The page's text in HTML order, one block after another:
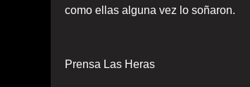
como ellas alguna vez lo soñaron.
Prensa Las Heras